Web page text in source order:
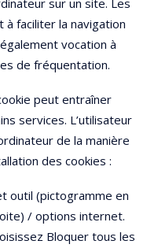
sur un site. Les
faciliter la navigation
vocation à
de fréquentation.
peut entraîner
services. L’utilisateur
de la manière
des cookies :
outil (pictogramme en
/ options internet.
Bloquer tous les